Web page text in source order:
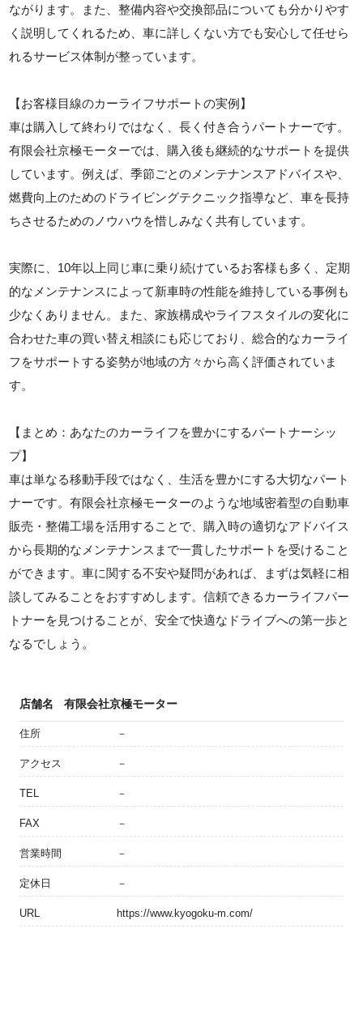
ながります。また、整備内容や交換部品についても分かりやす
く説明してくれるため、車に詳しくない方でも安心して任せら
れるサービス体制が整っています。
【お客様目線のカーライフサポートの実例】
車は購入して終わりではなく、長く付き合うパートナーです。
有限会社京極モーターでは、購入後も継続的なサポートを提供
しています。例えば、季節ごとのメンテナンスアドバイスや、
燃費向上のためのドライビングテクニック指導など、車を長持
ちさせるためのノウハウを惜しみなく共有しています。
実際に、10年以上同じ車に乗り続けているお客様も多く、定期
的なメンテナンスによって新車時の性能を維持している事例も
少なくありません。また、家族構成やライフスタイルの変化に
合わせた車の買い替え相談にも応じており、総合的なカーライ
フをサポートする姿勢が地域の方々から高く評価されていま
す。
【まとめ：あなたのカーライフを豊かにするパートナーシッ
プ】
車は単なる移動手段ではなく、生活を豊かにする大切なパート
ナーです。有限会社京極モーターのような地域密着型の自動車
販売・整備工場を活用することで、購入時の適切なアドバイス
から長期的なメンテナンスまで一貫したサポートを受けること
ができます。車に関する不安や疑問があれば、まずは気軽に相
談してみることをおすすめします。信頼できるカーライフパー
トナーを見つけることが、安全で快適なドライブへの第一歩と
なるでしょう。
店舗名 有限会社京極モーター
住所 －
アクセス －
TEL －
FAX －
営業時間 －
定休日 －
URL https://www.kyogoku-m.com/